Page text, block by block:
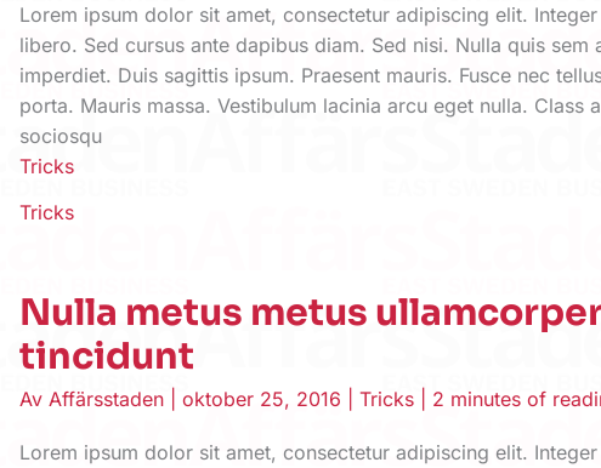
Lorem ipsum dolor sit amet, consectetur adipiscing elit.
libero. Sed cursus ante dapibus diam. Sed nisi. Nulla quis sem
imperdiet. Duis sagittis ipsum. Praesent mauris. Fusce nec
porta. Mauris massa. Vestibulum lacinia arcu eget nulla. Class
sociosqu
Tricks
Tricks
Nulla metus metus
tincidunt
AvAffärsstaden |oktober 25, 2016 |Tricks 2 minutes of
Lorem ipsum dolor sit amet, consectetur adipiscing elit.